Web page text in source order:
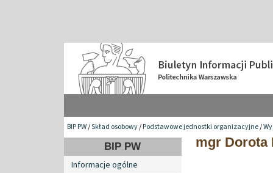
BIP PW/Skład osobowy/Podstawowe jednostki organizacyjne/
BIP PW
Informacje ogólne
mgr Dorota